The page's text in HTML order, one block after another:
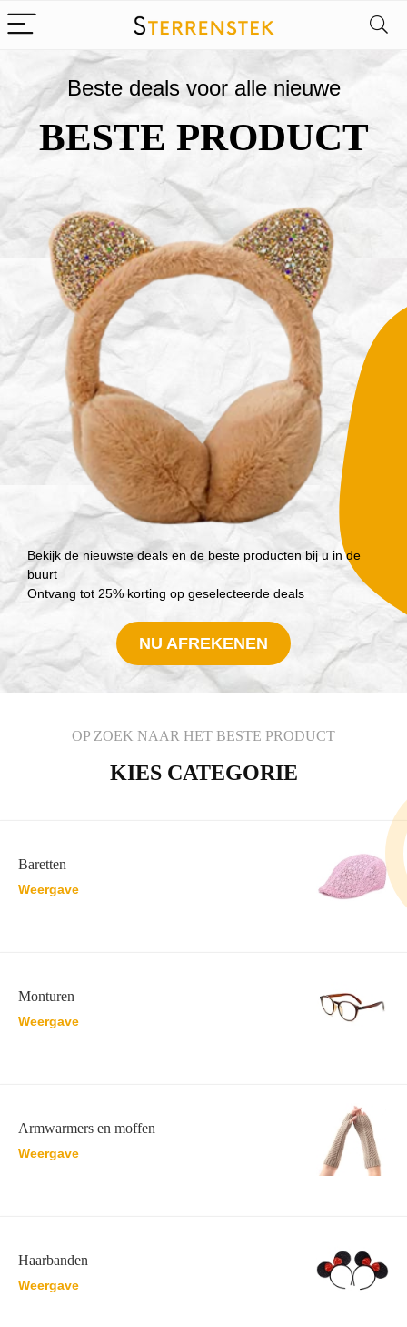
Beste deals voor alle nieuwe
BESTE PRODUCT
Bekijk de nieuwste deals en de beste producten bij u in de
buurt
Ontvang tot 25% korting op geselecteerde deals
NU AFREKENEN
OP ZOEK NAAR HET BESTE PRODUCT
KIES CATEGORIE
Baretten
Weergave
Monturen
Weergave
Armwarmers en moffen
Weergave
Haarbanden
Weergave